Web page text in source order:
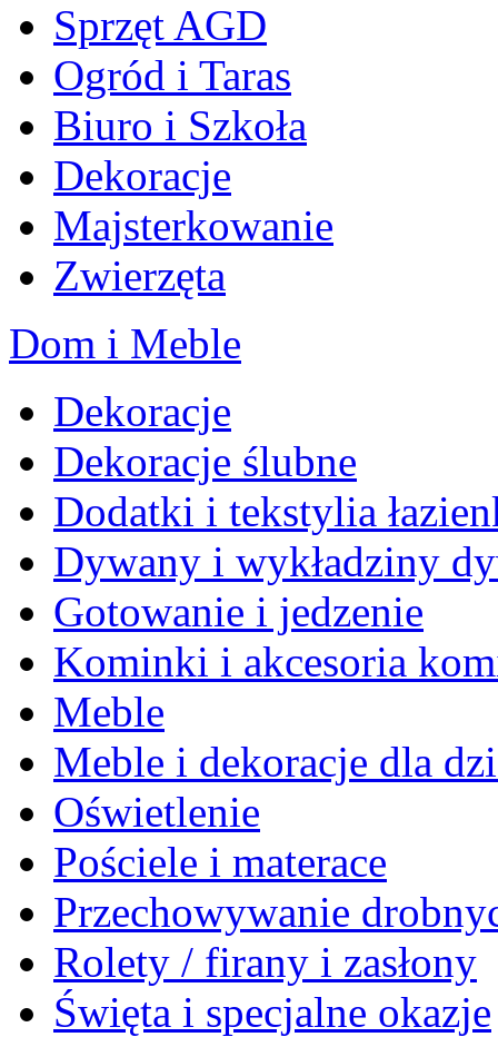
Sprzęt AGD
Ogród i Taras
Biuro i Szkoła
Dekoracje
Majsterkowanie
Zwierzęta
Dom i Meble
Dekoracje
Dekoracje ślubne
Dodatki i tekstylia
Dywany i wykładziny
Gotowanie i jedzenie
Kominki i akcesoria
Meble
Meble i dekoracje dla
Oświetlenie
Pościele i materace
Przechowywanie
Rolety / firany i zasłony
Święta i specjalne okazje